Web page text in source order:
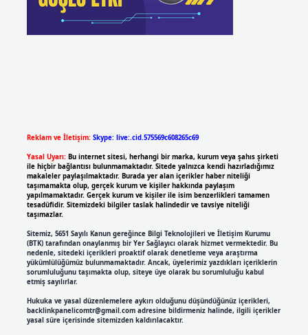
Reklam ve İletişim: Skype: live:.cid.575569c608265c69
Yasal Uyarı: Bu internet sitesi, herhangi bir marka, kurum veya şahıs şirketi
ile hiçbir bağlantısı bulunmamaktadır. Sitede yalnızca kendi hazırladığımız
makaleler paylaşılmaktadır. Burada yer alan içerikler haber niteliği
taşımamakta olup, gerçek kurum ve kişiler hakkında paylaşım
yapılmamaktadır. Gerçek kurum ve kişiler ile isim benzerlikleri tamamen
tesadüfidir. Sitemizdeki bilgiler taslak halindedir ve tavsiye niteliği
taşımazlar.
Sitemiz, 5651 Sayılı Kanun gereğince Bilgi Teknolojileri ve İletişim Kurumu
(BTK) tarafından onaylanmış bir Yer Sağlayıcı olarak hizmet vermektedir. Bu
nedenle, sitedeki içerikleri proaktif olarak denetleme veya araştırma
yükümlülüğümüz bulunmamaktadır. Ancak, üyelerimiz yazdıkları içeriklerin
sorumluluğunu taşımakta olup, siteye üye olarak bu sorumluluğu kabul
etmiş sayılırlar.
Hukuka ve yasal düzenlemelere aykırı olduğunu düşündüğünüz içerikleri,
backlinkpanelicomtr@gmail.comadresine bildirmeniz halinde, ilgili içerikler
yasal süre içerisinde sitemizden kaldırılacaktır.